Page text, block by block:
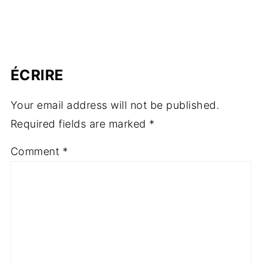
ÉCRIRE
Your email address will not be published.
Required fields are marked *
Comment *